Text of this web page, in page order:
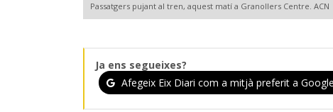
Passatgers pujant al tren, aquest matí a Granollers Centre. ACN
Ja ens segueixes?
Afegeix Eix Diari com a mitjà preferit a